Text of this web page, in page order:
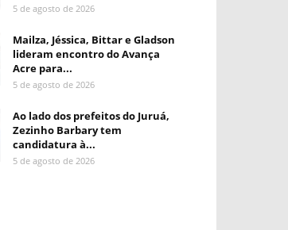
5 de agosto de 2026
Mailza, Jéssica, Bittar e Gladson
lideram encontro do Avança
Acre para...
5 de agosto de 2026
Ao lado dos prefeitos do Juruá,
Zezinho Barbary tem
candidatura à...
5 de agosto de 2026